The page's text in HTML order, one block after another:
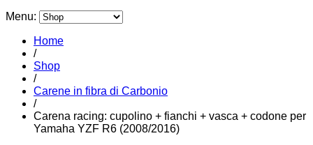
Menu:
Home
/
Shop
/
Carene in fibra di Carbonio
/
Carena racing: cupolino + fianchi + vasca + codone per
Yamaha YZF R6 (2008/2016)